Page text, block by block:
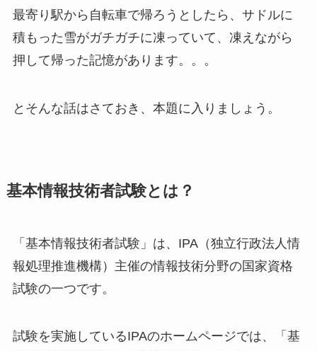
最寄り駅から自転車で帰ろうとしたら、サドルに
積もった雪がガチガチに凍っていて、凍えながら
押して帰った記憶があります。。。
とそんな話はさておき、本題に入りましょう。
基本情報技術者試験とは？
「基本情報技術者試験」は、IPA（独立行政法人情
報処理推進機構）主催の情報技術分野の国家資格
試験の一つです。
試験を実施しているIPAのホームページでは、「基